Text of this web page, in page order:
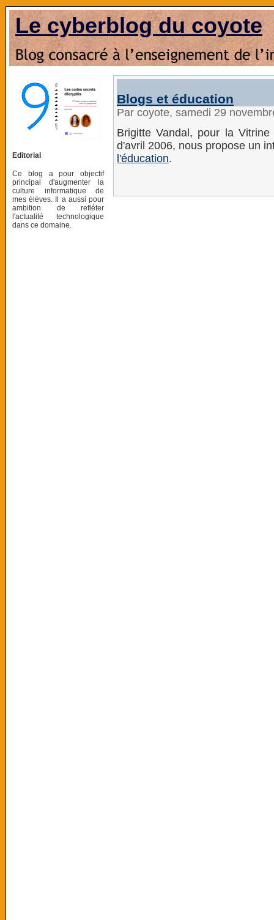
Le cyberblog du coyote
Editorial
Ce blog a pour objectif
principal d'augmenter la
culture informatique de
mes élèves. Il a aussi pour
ambition de refléter
l'actualité technologique
dans ce domaine.
Blogs et éducation
Par coyote, samedi 29
Brigitte Vandal, pour la
d'avril 2006, nous propose un
l'éducation.